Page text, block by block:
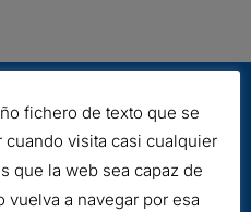
fichero de texto que se
visita casi cualquier
que la web sea capaz de
vuelva a navegar por esa